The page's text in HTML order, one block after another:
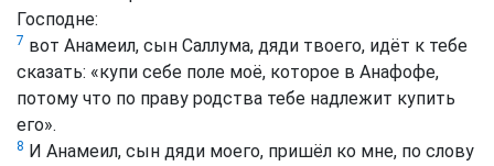
Господне:
7 вот Анамеил, сын Саллума, дяди твоего, идёт к тебе
сказать: «купи себе поле моё, которое в Анафофе,
потому что по праву родства тебе надлежит купить
его».
8 И Анамеил, сын дяди моего, пришёл ко мне, по слову